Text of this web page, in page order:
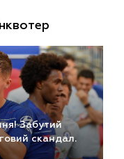
Забутий
скандал.